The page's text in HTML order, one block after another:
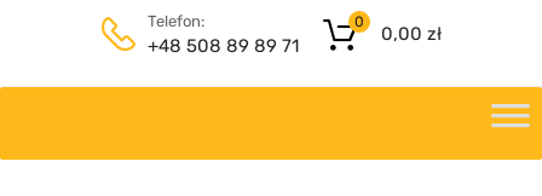
Telefon:
+48 508 89 89 71
0,00 zł
0